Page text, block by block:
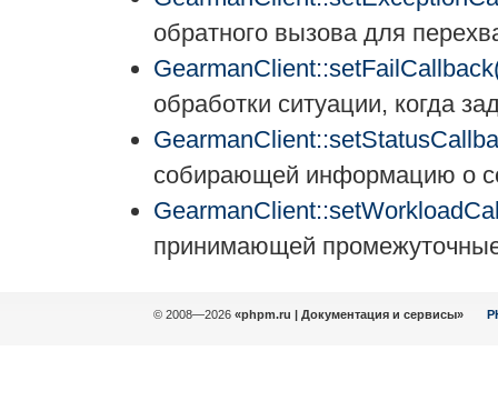
обратного вызова для
обработки ситуации, когда
собирающей информацию о
принимающей промежуточные
© 2008—2026 «phpm.ru | Документация и сервисы»